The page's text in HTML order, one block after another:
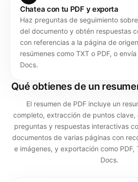
Chatea con tu PDF y exporta
Haz preguntas de seguimiento
del documento y obtén respuestas
con referencias a la página de
resúmenes como TXT o PDF, o
Docs.
Qué obtienes de un
El resumen de PDF incluye un
completo, extracción de puntos clave,
preguntas y respuestas interactivas
documentos de varias páginas con
e imágenes, y exportación como PDF,
Docs.